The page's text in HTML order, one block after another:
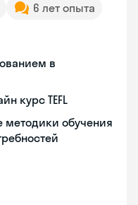
6 лет опыта
в
курс TEFL
обучения